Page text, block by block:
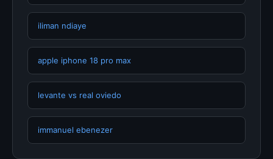
iliman ndiaye
apple iphone 18 pro max
levante vs real oviedo
immanuel ebenezer